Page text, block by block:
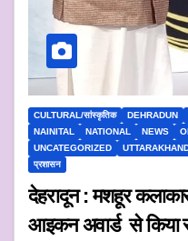
CULTURAL/सांस्कृतिक DEHRADUN
NAINITAL
NATIONAL NEWS
UNCATEGORIZED
प्रशासन
देहरादून : मशहूर
आइकन अवार्ड से किया